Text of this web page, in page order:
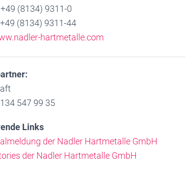
(8134) 9311-0
(8134) 9311-44
hartmetalle.com
547 99 35
Links
der Nadler Hartmetalle GmbH
der Nadler Hartmetalle GmbH